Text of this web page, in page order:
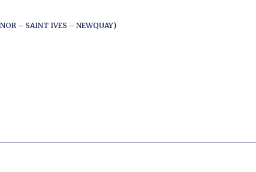
– SAINT IVES – NEWQUAY)